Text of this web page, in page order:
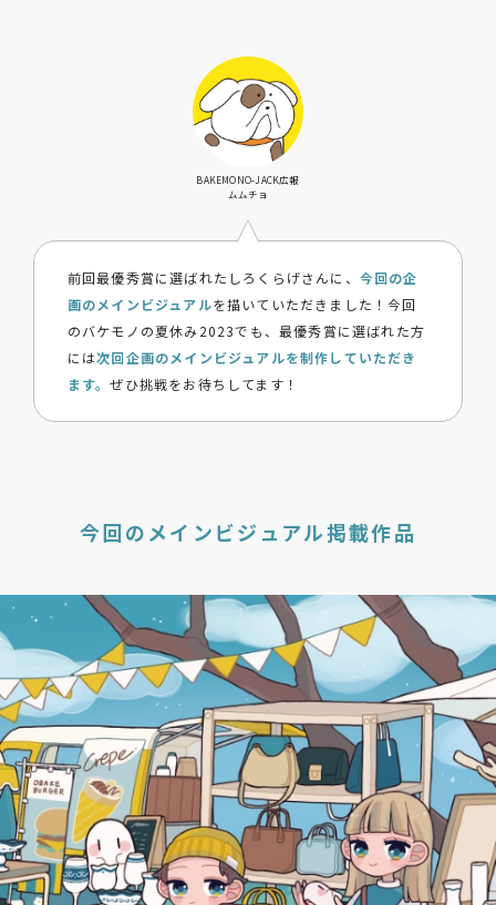
BAKEMONO-JACK広報
ムムチョ
前回最優秀賞に選ばれたしろくらげさんに、 今回の企
画のメインビジュアルを描いていただきました！今回
のバケモノの夏休み2023でも、最優秀賞に選ばれた方
には次回企画のメインビジュアルを制作していただき
ます。ぜひ挑戦をお待ちしてます！
今回のメインビジュアル掲載作品